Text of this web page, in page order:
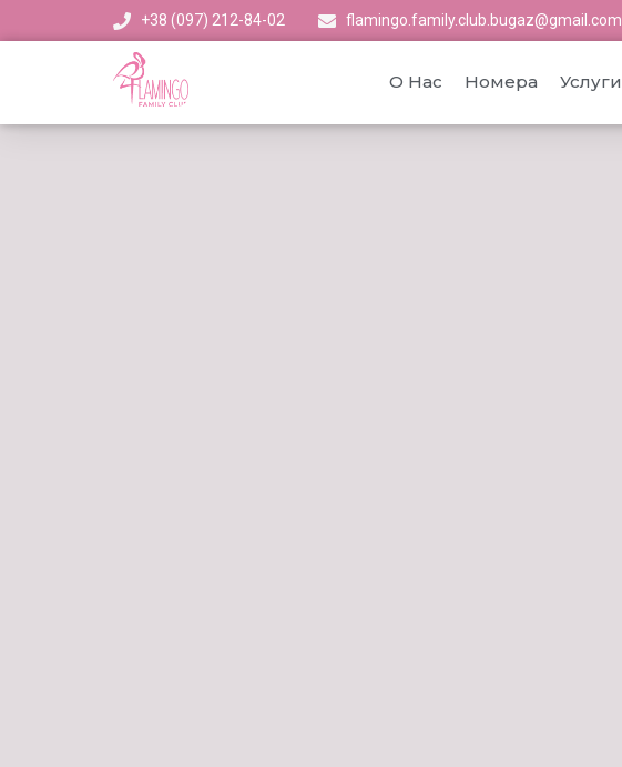
+38 (097) 212-84-02 flamingo.family.club.bugaz@gmail.com
О Нас Номера Услуги